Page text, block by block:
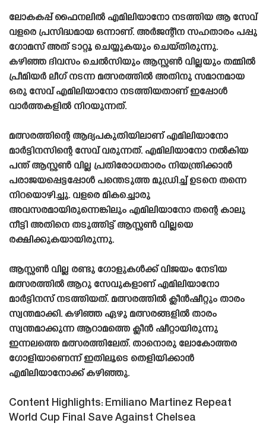
ലോകകപ്പ് ഫൈനലിൽ എമിലിയാനോ നടത്തിയ ആ സേവ്
വളരെ പ്രസിദ്ധമായ ഒന്നാണ്. അർജന്റീന സഹതാരം പപ്പു
ഗോമസ് അത് ടാറ്റൂ ചെയ്യുകയും ചെയ്‌തിരുന്നു.
കഴിഞ്ഞ ദിവസം ചെൽസിയും ആസ്റ്റൺ വില്ലയും തമ്മിൽ
പ്രീമിയർ ലീഗ് നടന്ന മത്സരത്തിൽ അതിനു സമാനമായ
ഒരു സേവ് എമിലിയാനോ നടത്തിയതാണ് ഇപ്പോൾ
വാർത്തകളിൽ നിറയുന്നത്.
മത്സരത്തിന്റെ ആദ്യപകുതിയിലാണ് എമിലിയാനോ
മാർട്ടിനസിന്റെ സേവ് വരുന്നത്. എമിലിയാനോ നൽകിയ
പന്ത് ആസ്റ്റൺ വില്ല പ്രതിരോധതാരം നിയന്ത്രിക്കാൻ
പരാജയപ്പെട്ടപ്പോൾ പന്തെടുത്ത മുഡ്രിച്ച് ഉടനെ തന്നെ
നിറയൊഴിച്ചു. വളരെ മികച്ചൊരു
അവസരമായിരുന്നെങ്കിലും എമിലിയാനോ തന്റെ കാലു
നീട്ടി അതിനെ തടുത്തിട്ട് ആസ്റ്റൺ വില്ലയെ
രക്ഷിക്കുകയായിരുന്നു.
ആസ്റ്റൺ വില്ല രണ്ടു ഗോളുകൾക്ക് വിജയം നേടിയ
മത്സരത്തിൽ ആറു സേവുകളാണ് എമിലിയാനോ
മാർട്ടിനസ് നടത്തിയത്. മത്സരത്തിൽ ക്ലീൻഷീറ്റും താരം
സ്വന്തമാക്കി. കഴിഞ്ഞ ഏഴു മത്സരങ്ങളിൽ താരം
സ്വന്തമാക്കുന്ന ആറാമത്തെ ക്ലീൻ ഷീറ്റായിരുന്നു
ഇന്നലത്തെ മത്സരത്തിലേത്. താനൊരു ലോകോത്തര
ഗോളിയാണെന്ന് ഇതിലൂടെ തെളിയിക്കാൻ
എമിലിയാനോക്ക് കഴിഞ്ഞു.
Content Highlights: Emiliano Martinez Repeat
World Cup Final Save Against Chelsea